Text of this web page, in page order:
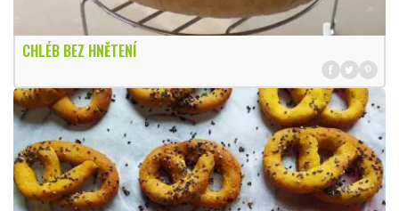
CHLÉB BEZ HNĚTENÍ